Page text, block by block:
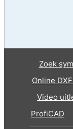
Zoek
Online
Video
ProfiCAD